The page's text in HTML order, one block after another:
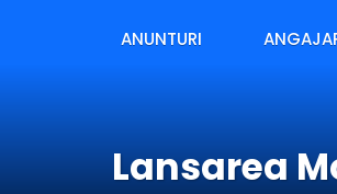
ANUNTURI
Lansarea